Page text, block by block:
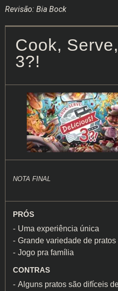
Revisão: Bia Bock
Cook,
3?!
NOTA FINAL
PRÓS
Uma experiência única
Grande variedade de pratos
Jogo pra família
CONTRAS
Alguns pratos são difíceis